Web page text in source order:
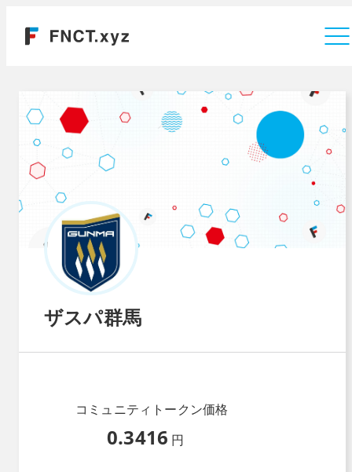
ザスパ群馬
コミュニティトークン価格
0.3416 円